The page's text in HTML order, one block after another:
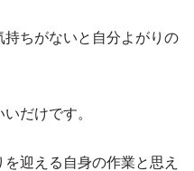
ちがないと自分よがりの
だけです。
迎える自身の作業と思え